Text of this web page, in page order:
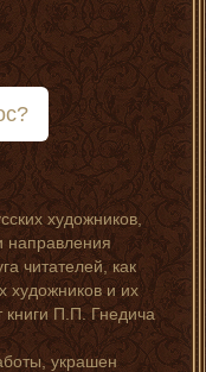
художников,
направления
читателей, как
художников и их
книги П.П. Гнедича
украшен